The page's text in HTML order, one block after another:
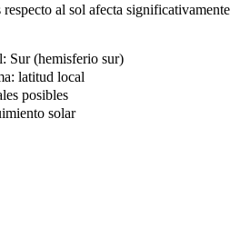
al sol afecta significativamente
Sur (hemisferio sur)
latitud local
posibles
solar